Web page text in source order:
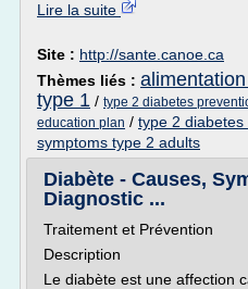
Lire la suite
Site : http://sante.canoe.ca
Thèmes liés :
type 1 / type 2 diabetes
education plan / type 2
symptoms type 2 adults
Diabète - Causes,
Diagnostic ...
Traitement et Prévention
Description
Le diabète est une affection